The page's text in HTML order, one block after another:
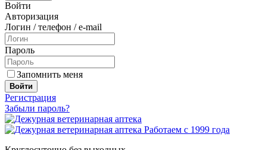
Войти
Авторизация
Логин / телефон / e-mail
Пароль
Запомнить меня
Войти
Регистрация
Забыли пароль?
Работаем с 1999 года